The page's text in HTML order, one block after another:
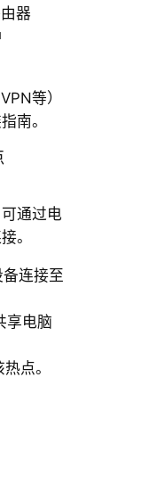
器
等）
南。
通过电
。
连接至
享电脑
点。